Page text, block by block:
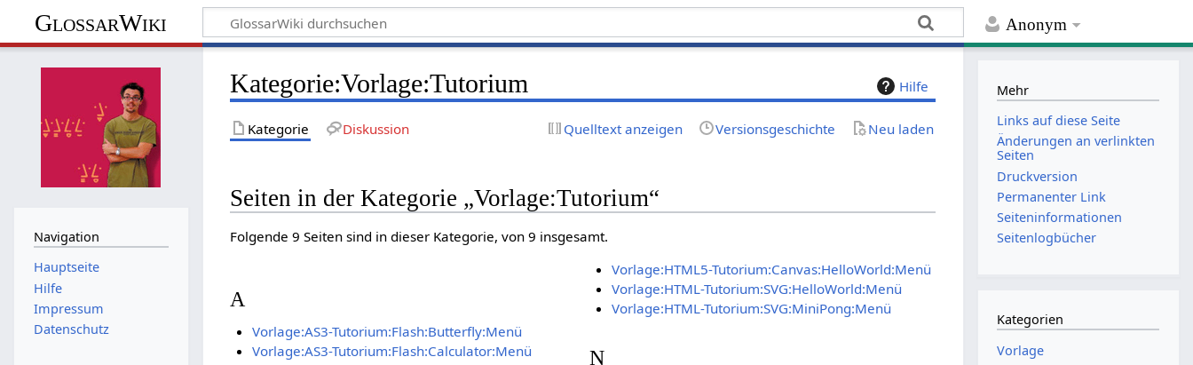
Anonym
GlossarWiki
Hilfe
Kategorie:Vorlage:Tutorium
Kategorie Diskussion Quelltext anzeigen Versionsgeschichte Neu laden
Seiten in der Kategorie „Vorlage:Tutorium“
Folgende 9 Seiten sind in dieser Kategorie, von 9 insgesamt.
A
Vorlage:AS3-Tutorium:Flash:Butterfly:Menü
Vorlage:AS3-Tutorium:Flash:Calculator:Menü
Vorlage:HTML5-Tutorium:Canvas:HelloWorld:Menü
Vorlage:HTML-Tutorium:SVG:HelloWorld:Menü
Vorlage:HTML-Tutorium:SVG:MiniPong:Menü
N
Navigation
Hauptseite
Hilfe
Impressum
Datenschutz
Mehr
Links auf diese Seite
Änderungen an verlinkten
Seiten
Druckversion
Permanenter Link
Seiten­­informationen
Seitenlogbücher
Kategorien
Vorlage